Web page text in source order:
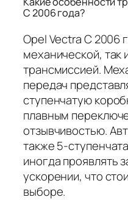
C 2006 года?
Opel Vectra C 2006
механической, так
трансмиссией.
передач
ступенчатую
плавным
отзывчивостью.
также 5-
иногда проявлять
ускорении, что
выборе.